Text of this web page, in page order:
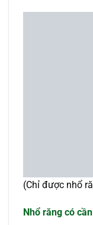
(Chỉ được nhổ
Nhổ răng có